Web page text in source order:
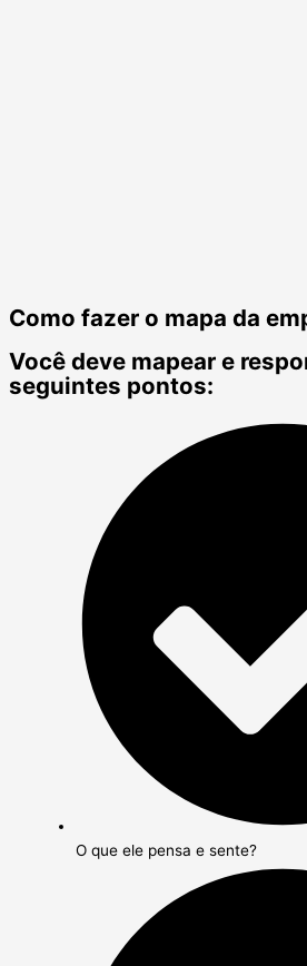
Como fazer o mapa da
Você deve mapear e
seguintes pontos:
O que ele pensa e sente?